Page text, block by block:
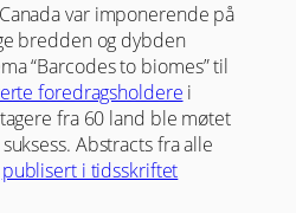
var imponerende på
bredden og dybden
“Barcodes to biomes” til
foredragsholdere i
fra 60 land ble møtet
Abstracts fra alle
publisert i tidsskriftet